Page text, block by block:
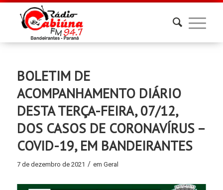
BOLETIM DE
ACOMPANHAMENTO DIÁRIO
DESTA TERÇA-FEIRA, 07/12,
DOS CASOS DE CORONAVÍRUS –
COVID-19, EM BANDEIRANTES
7 de dezembro de 2021 / em Geral